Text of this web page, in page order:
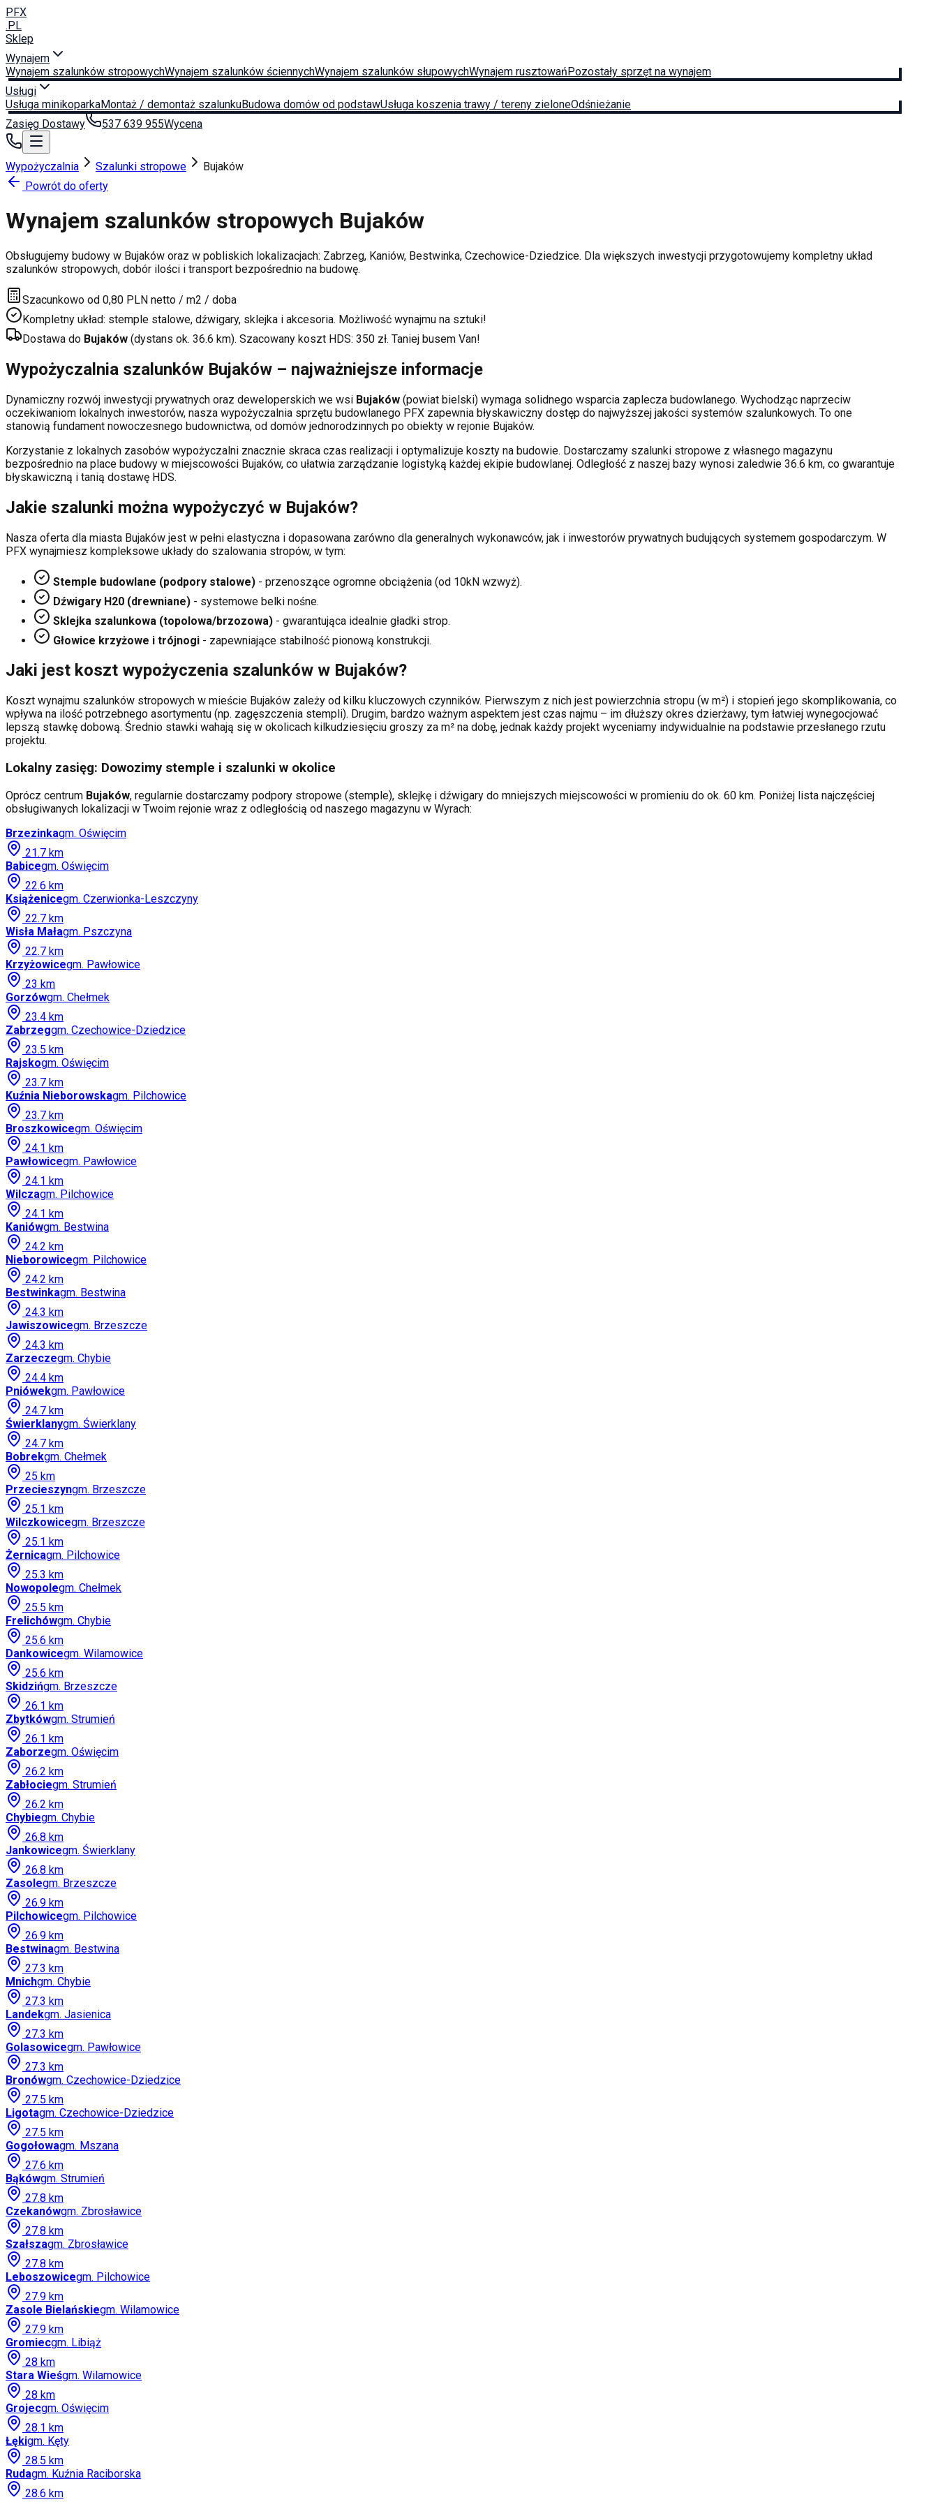
PFX
.PL
Sklep
Wynajem
Wynajem szalunków stropowychWynajem szalunków ściennychWynajem szalunków słupowychWynajem rusztowańPozostały sprzęt na wynajem
Usługi
Usługa minikoparkaMontaż / demontaż szalunkuBudowa domów od podstawUsługa koszenia trawy / tereny zieloneOdśnieżanie
Zasięg Dostawy
537 639 955Wycena
Wypożyczalnia Szalunki stropowe
Bujaków
Powrót do oferty
Wynajem szalunków stropowych Bujaków
Obsługujemy budowy w Bujaków oraz w pobliskich lokalizacjach: Zabrzeg, Kaniów, Bestwinka, Czechowice-Dziedzice. Dla większych inwestycji przygotowujemy kompletny układ
szalunków stropowych, dobór ilości i transport bezpośrednio na budowę.
Szacunkowo od 0,80 PLN netto / m2 / doba
Kompletny układ: stemple stalowe, dźwigary, sklejka i akcesoria. Możliwość wynajmu na sztuki!
Dostawa do Bujaków (dystans ok. 36.6 km). Szacowany koszt HDS: 350 zł. Taniej busem Van!
Wypożyczalnia szalunków Bujaków – najważniejsze informacje
Dynamiczny rozwój inwestycji prywatnych oraz deweloperskich we wsi Bujaków (powiat bielski) wymaga solidnego wsparcia zaplecza budowlanego. Wychodząc naprzeciw
oczekiwaniom lokalnych inwestorów, nasza wypożyczalnia sprzętu budowlanego PFX zapewnia błyskawiczny dostęp do najwyższej jakości systemów szalunkowych. To one
stanowią fundament nowoczesnego budownictwa, od domów jednorodzinnych po obiekty w rejonie Bujaków.
Korzystanie z lokalnych zasobów wypożyczalni znacznie skraca czas realizacji i optymalizuje koszty na budowie. Dostarczamy szalunki stropowe z własnego magazynu
bezpośrednio na place budowy w miejscowości Bujaków, co ułatwia zarządzanie logistyką każdej ekipie budowlanej. Odległość z naszej bazy wynosi zaledwie 36.6 km, co gwarantuje
błyskawiczną i tanią dostawę HDS.
Jakie szalunki można wypożyczyć w Bujaków?
Nasza oferta dla miasta Bujaków jest w pełni elastyczna i dopasowana zarówno dla generalnych wykonawców, jak i inwestorów prywatnych budujących systemem gospodarczym. W
PFX wynajmiesz kompleksowe układy do szalowania stropów, w tym:
Stemple budowlane (podpory stalowe) - przenoszące ogromne obciążenia (od 10kN wzwyż).
Dźwigary H20 (drewniane) - systemowe belki nośne.
Sklejka szalunkowa (topolowa/brzozowa) - gwarantująca idealnie gładki strop.
Głowice krzyżowe i trójnogi - zapewniające stabilność pionową konstrukcji.
Jaki jest koszt wypożyczenia szalunków w Bujaków?
Koszt wynajmu szalunków stropowych w mieście Bujaków zależy od kilku kluczowych czynników. Pierwszym z nich jest powierzchnia stropu (w m²) i stopień jego skomplikowania, co
wpływa na ilość potrzebnego asortymentu (np. zagęszczenia stempli). Drugim, bardzo ważnym aspektem jest czas najmu – im dłuższy okres dzierżawy, tym łatwiej wynegocjować
lepszą stawkę dobową. Średnio stawki wahają się w okolicach kilkudziesięciu groszy za m² na dobę, jednak każdy projekt wyceniamy indywidualnie na podstawie przesłanego rzutu
projektu.
Lokalny zasięg: Dowozimy stemple i szalunki w okolice
Oprócz centrum Bujaków, regularnie dostarczamy podpory stropowe (stemple), sklejkę i dźwigary do mniejszych miejscowości w promieniu do ok. 60 km. Poniżej lista najczęściej
obsługiwanych lokalizacji w Twoim rejonie wraz z odległością od naszego magazynu w Wyrach:
Brzezinkagm. Oświęcim
21.7 km
Babicegm. Oświęcim
22.6 km
Książenicegm. Czerwionka-Leszczyny
22.7 km
Wisła Małagm. Pszczyna
22.7 km
Krzyżowicegm. Pawłowice
23 km
Gorzówgm. Chełmek
23.4 km
Zabrzeggm. Czechowice-Dziedzice
23.5 km
Rajskogm. Oświęcim
23.7 km
Kuźnia Nieborowskagm. Pilchowice
23.7 km
Broszkowicegm. Oświęcim
24.1 km
Pawłowicegm. Pawłowice
24.1 km
Wilczagm. Pilchowice
24.1 km
Kaniówgm. Bestwina
24.2 km
Nieborowicegm. Pilchowice
24.2 km
Bestwinkagm. Bestwina
24.3 km
Jawiszowicegm. Brzeszcze
24.3 km
Zarzeczegm. Chybie
24.4 km
Pniówekgm. Pawłowice
24.7 km
Świerklanygm. Świerklany
24.7 km
Bobrekgm. Chełmek
25 km
Przecieszyngm. Brzeszcze
25.1 km
Wilczkowicegm. Brzeszcze
25.1 km
Żernicagm. Pilchowice
25.3 km
Nowopolegm. Chełmek
25.5 km
Frelichówgm. Chybie
25.6 km
Dankowicegm. Wilamowice
25.6 km
Skidzińgm. Brzeszcze
26.1 km
Zbytkówgm. Strumień
26.1 km
Zaborzegm. Oświęcim
26.2 km
Zabłociegm. Strumień
26.2 km
Chybiegm. Chybie
26.8 km
Jankowicegm. Świerklany
26.8 km
Zasolegm. Brzeszcze
26.9 km
Pilchowicegm. Pilchowice
26.9 km
Bestwinagm. Bestwina
27.3 km
Mnichgm. Chybie
27.3 km
Landekgm. Jasienica
27.3 km
Golasowicegm. Pawłowice
27.3 km
Bronówgm. Czechowice-Dziedzice
27.5 km
Ligotagm. Czechowice-Dziedzice
27.5 km
Gogołowagm. Mszana
27.6 km
Bąkówgm. Strumień
27.8 km
Czekanówgm. Zbrosławice
27.8 km
Szałszagm. Zbrosławice
27.8 km
Leboszowicegm. Pilchowice
27.9 km
Zasole Bielańskiegm. Wilamowice
27.9 km
Gromiecgm. Libiąż
28 km
Stara Wieśgm. Wilamowice
28 km
Grojecgm. Oświęcim
28.1 km
Łękigm. Kęty
28.5 km
Rudagm. Kuźnia Raciborska
28.6 km